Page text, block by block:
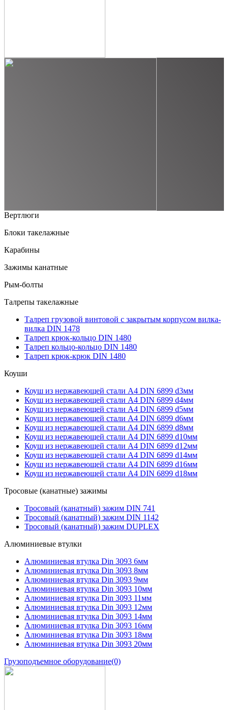
Вертлюги
Блоки такелажные
Карабины
Зажимы канатные
Рым-болты
Талрепы такелажные
Талреп грузовой винтовой с закрытым корпусом вилка-
вилка DIN 1478
Талреп крюк-кольцо DIN 1480
Талреп кольцо-кольцо DIN 1480
Талреп крюк-крюк DIN 1480
Коуши
Коуш из нержавеющей стали А4 DIN 6899 d3мм
Коуш из нержавеющей стали А4 DIN 6899 d4мм
Коуш из нержавеющей стали А4 DIN 6899 d5мм
Коуш из нержавеющей стали А4 DIN 6899 d6мм
Коуш из нержавеющей стали А4 DIN 6899 d8мм
Коуш из нержавеющей стали А4 DIN 6899 d10мм
Коуш из нержавеющей стали А4 DIN 6899 d12мм
Коуш из нержавеющей стали А4 DIN 6899 d14мм
Коуш из нержавеющей стали А4 DIN 6899 d16мм
Коуш из нержавеющей стали А4 DIN 6899 d18мм
Тросовые (канатные) зажимы
Тросовый (канатный) зажим DIN 741
Тросовый (канатный) зажим DIN 1142
Тросовый (канатный) зажим DUPLEX
Алюминиевые втулки
Алюминиевая втулка Din 3093 6мм
Алюминиевая втулка Din 3093 8мм
Алюминиевая втулка Din 3093 9мм
Алюминиевая втулка Din 3093 10мм
Алюминиевая втулка Din 3093 11мм
Алюминиевая втулка Din 3093 12мм
Алюминиевая втулка Din 3093 14мм
Алюминиевая втулка Din 3093 16мм
Алюминиевая втулка Din 3093 18мм
Алюминиевая втулка Din 3093 20мм
Грузоподъемное оборудование(0)